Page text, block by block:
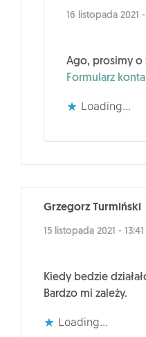
16 listopada 2021 -
Ago, prosimy o
Formularz
Loading...
Grzegorz Turmiński
15 listopada 2021 - 13:41
Kiedy bedzie
Bardzo mi zależy.
Loading...